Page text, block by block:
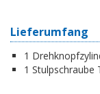
Lieferumfang
1
1 Stulpschraube